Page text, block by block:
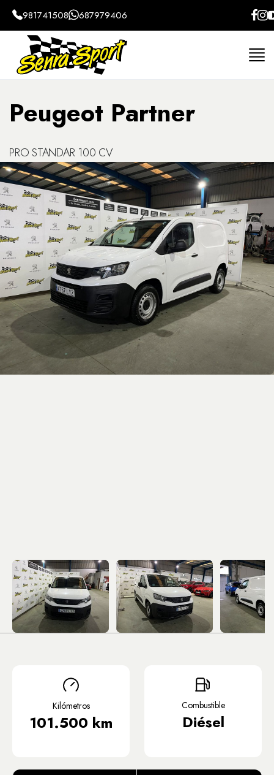
981741508 687979406
Home Coches
Peugeot Partner
PRO STANDAR 100 CV
Kilómetros
101.500 km
Combustible
Diésel